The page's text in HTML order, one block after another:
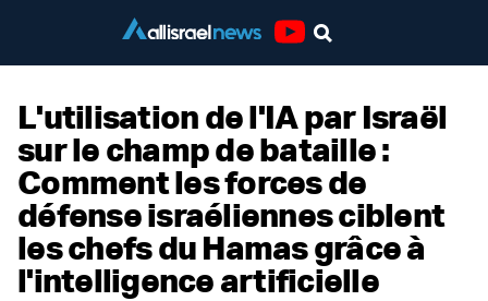
L'utilisation de l'IA par Israël
sur le champ de bataille :
Comment les forces de
défense israéliennes ciblent
les chefs du Hamas grâce à
l'intelligence artificielle